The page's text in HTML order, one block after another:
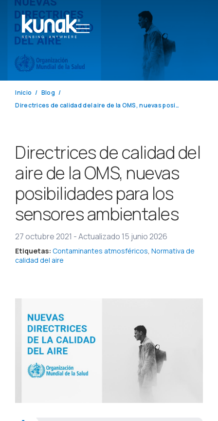
Inicio
Blog
Directrices de calidad del aire de la OMS, nuevas posibilidades para los sensores ambientales
Directrices de calidad del
aire de la OMS, nuevas
posibilidades para los
sensores ambientales
27 octubre 2021 -Actualizado 15 junio 2026
Etiquetas:Contaminantes atmosféricos ,Normativa de
calidad del aire